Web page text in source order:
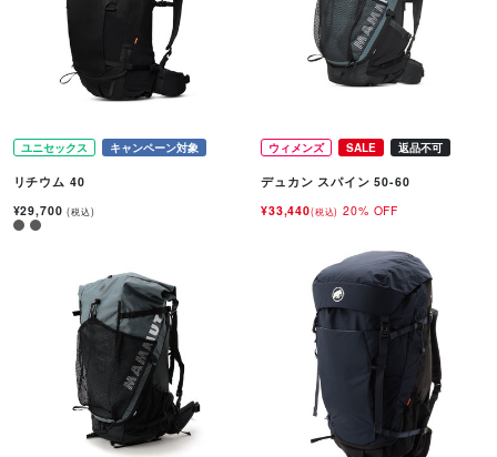
ユニセックス キャンペーン対象
リチウム 40
¥29,700(税込)
ウィメンズ SALE 返品不可
デュカン スパイン 50-60
¥33,440(税込) 20% OFF